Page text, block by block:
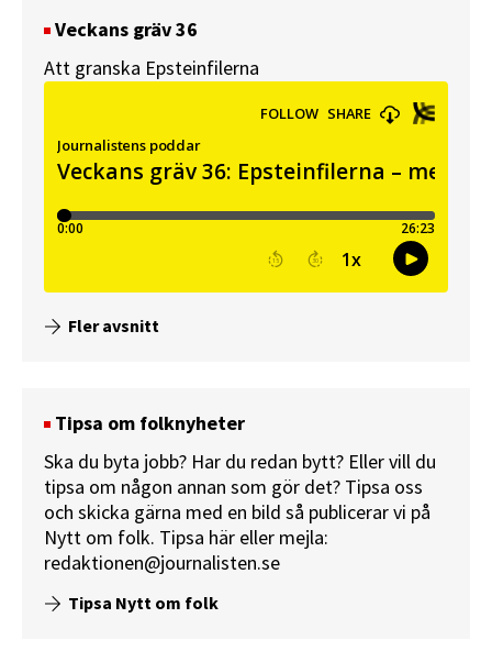
Veckans gräv 36
Att granska Epsteinfilerna
Fler avsnitt
Tipsa om folknyheter
Ska du byta jobb? Har du redan bytt? Eller vill du
tipsa om någon annan som gör det? Tipsa oss
och skicka gärna med en bild så publicerar vi på
Nytt om folk. Tipsa här eller mejla:
redaktionen@journalisten.se
Tipsa Nytt om folk